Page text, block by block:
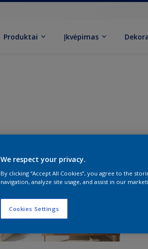
Produktai Įkvėpimas
We respect your privacy.
By clicking “Accept All Cookies”, you agree to the
navigation, analyze site usage, and assist in our
Cookies Settings